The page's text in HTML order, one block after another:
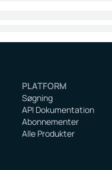
PLATFORM
Søgning
API Dokumentation
Abonnementer
Alle Produkter